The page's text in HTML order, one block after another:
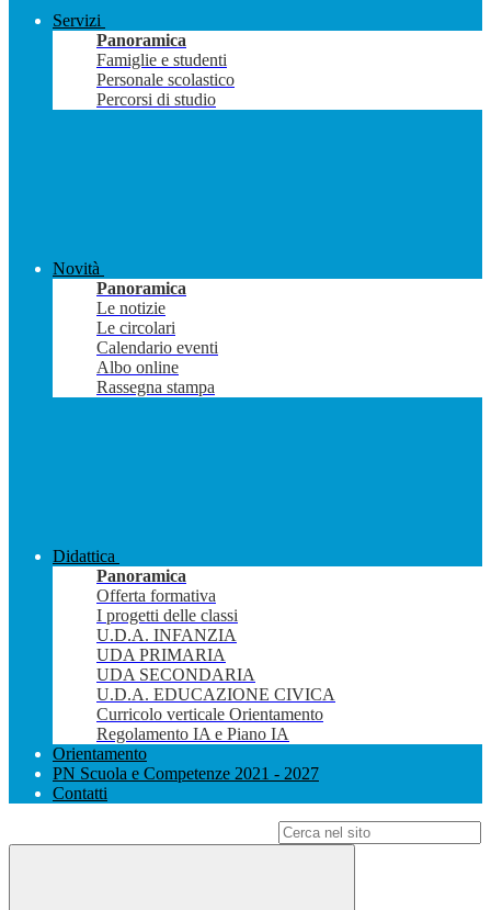
Servizi
Panoramica
Famiglie e studenti
Personale scolastico
Percorsi di studio
Novità
Panoramica
Le notizie
Le circolari
Calendario eventi
Albo online
Rassegna stampa
Didattica
Panoramica
Offerta formativa
I progetti delle classi
U.D.A. INFANZIA
UDA PRIMARIA
UDA SECONDARIA
U.D.A. EDUCAZIONE CIVICA
Curricolo verticale Orientamento
Regolamento IA e Piano IA
Orientamento
PN Scuola e Competenze 2021 - 2027
Contatti